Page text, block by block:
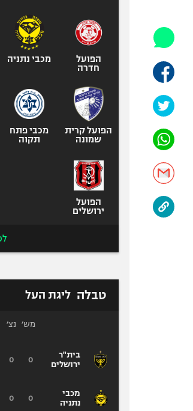
אופניים
ספורט מוטורי
כדורמים
בייסבול MLB
ספורט אתגרי
אומנויות לחימה
הפועל
חדרה
מכבי נתניה
הפועל קרית
שמונה
מכבי פתח
תקוה
הפועל
ירושלים
טבלה ליגת העל
בית"ר
ירושלים
מכבי
נתניה
מש׳ נצ׳
0
0
0
0